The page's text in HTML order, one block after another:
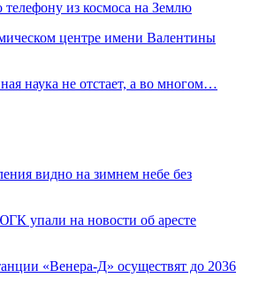
из космоса на Землю
центре имени Валентины
наука не отстает, а во многом…
видно на зимнем небе без
упали на новости об аресте
«Венера-Д» осуществят до 2036